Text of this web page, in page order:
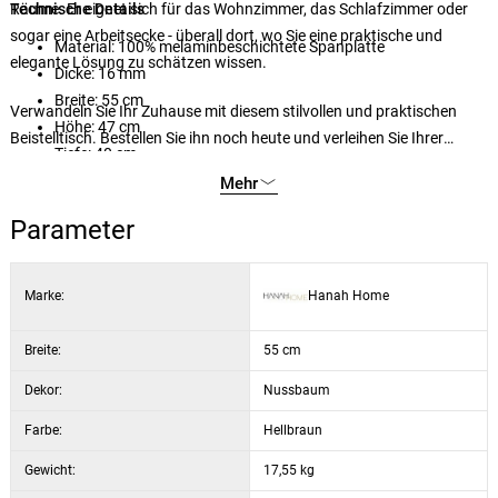
Räume. Er eignet sich für das Wohnzimmer, das Schlafzimmer oder
sogar eine Arbeitsecke - überall dort, wo Sie eine praktische und
elegante Lösung zu schätzen wissen.
Technische Details
Material: 100% melaminbeschichtete Spanplatte
Dicke: 16 mm
Breite: 55 cm
Höhe: 47 cm
Tiefe: 40 cm
Verwandeln Sie Ihr Zuhause mit diesem stilvollen und praktischen
Beistelltisch. Bestellen Sie ihn noch heute und verleihen Sie Ihrer
Mehr
Parameter
Marke: Hanah Home
Breite: 55 cm
Dekor: Nussbaum
Farbe: Hellbraun
Gewicht: 17,55 kg